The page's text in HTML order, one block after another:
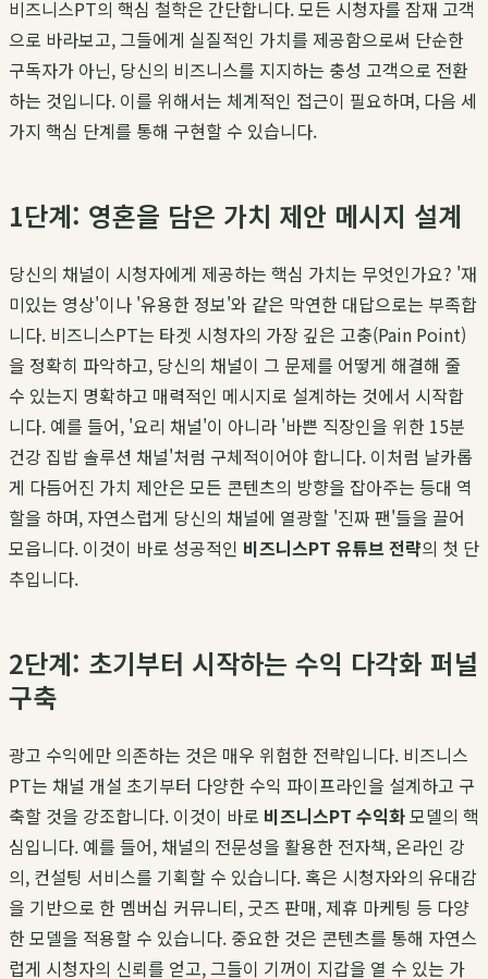
비즈니스PT의 핵심 철학은 간단합니다. 모든 시청자를 잠재 고객
으로 바라보고, 그들에게 실질적인 가치를 제공함으로써 단순한
구독자가 아닌, 당신의 비즈니스를 지지하는 충성 고객으로 전환
하는 것입니다. 이를 위해서는 체계적인 접근이 필요하며, 다음 세
가지 핵심 단계를 통해 구현할 수 있습니다.
1단계: 영혼을 담은 가치 제안 메시지 설계
당신의 채널이 시청자에게 제공하는 핵심 가치는 무엇인가요? '재
미있는 영상'이나 '유용한 정보'와 같은 막연한 대답으로는 부족합
니다. 비즈니스PT는 타겟 시청자의 가장 깊은 고충(Pain Point)
을 정확히 파악하고, 당신의 채널이 그 문제를 어떻게 해결해 줄
수 있는지 명확하고 매력적인 메시지로 설계하는 것에서 시작합
니다. 예를 들어, '요리 채널'이 아니라 '바쁜 직장인을 위한 15분
건강 집밥 솔루션 채널'처럼 구체적이어야 합니다. 이처럼 날카롭
게 다듬어진 가치 제안은 모든 콘텐츠의 방향을 잡아주는 등대 역
할을 하며, 자연스럽게 당신의 채널에 열광할 '진짜 팬'들을 끌어
모읍니다. 이것이 바로 성공적인 비즈니스PT 유튜브 전략의 첫 단
추입니다.
2단계: 초기부터 시작하는 수익 다각화 퍼널
구축
광고 수익에만 의존하는 것은 매우 위험한 전략입니다. 비즈니스
PT는 채널 개설 초기부터 다양한 수익 파이프라인을 설계하고 구
축할 것을 강조합니다. 이것이 바로 비즈니스PT 수익화모델의 핵
심입니다. 예를 들어, 채널의 전문성을 활용한 전자책, 온라인 강
의, 컨설팅 서비스를 기획할 수 있습니다. 혹은 시청자와의 유대감
을 기반으로 한 멤버십 커뮤니티, 굿즈 판매, 제휴 마케팅 등 다양
한 모델을 적용할 수 있습니다. 중요한 것은 콘텐츠를 통해 자연스
럽게 시청자의 신뢰를 얻고, 그들이 기꺼이 지갑을 열 수 있는 가